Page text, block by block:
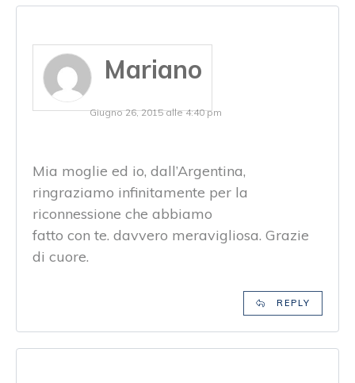
Mariano
Giugno 26, 2015 alle 4:40 pm
Mia moglie ed io, dall’Argentina,
ringraziamo infinitamente per la
riconnessione che abbiamo
fatto con te. davvero meravigliosa. Grazie
di cuore.
REPLY